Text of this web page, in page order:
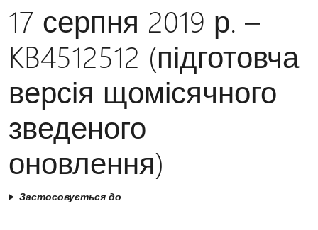
17 серпня 2019 р. –
KB4512512 (підготовча
версія щомісячного
зведеного
оновлення)
Застосовується до